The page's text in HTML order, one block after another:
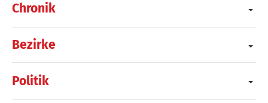
Chronik
Bezirke
Politik